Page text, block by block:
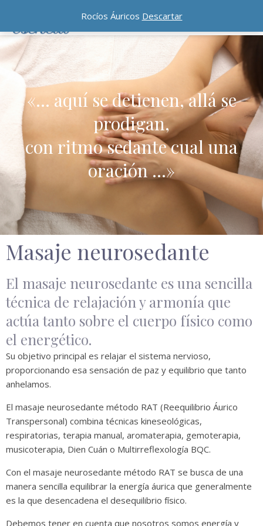
«… aquí se detienen, allá se
prodigan,
con ritmo sedante cual una
oración …»
Masaje neurosedante
El masaje neurosedante es una sencilla
técnica de relajación y armonía que
actúa tanto sobre el cuerpo físico como
el energético.
Su objetivo principal es relajar el sistema nervioso,
proporcionando esa sensación de paz y equilibrio que tanto
anhelamos.
El masaje neurosedante método RAT (Reequilibrio Áurico
Transpersonal) combina técnicas kineseológicas,
respiratorias, terapia manual, aromaterapia, gemoterapia,
musicoterapia, Dien Cuán o Multirreflexología BQC.
Con el masaje neurosedante método RAT se busca de una
manera sencilla equilibrar la energía áurica que generalmente
es la que desencadena el desequilibrio físico.
Debemos tener en cuenta que nosotros somos energía y
Rocíos Áuricos Descartar